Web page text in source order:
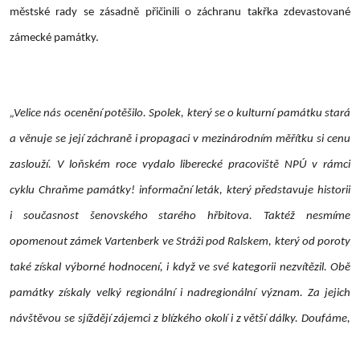
městské rady se zásadně přičinili o záchranu takřka zdevastované
zámecké památky.
„Velice nás ocenění potěšilo. Spolek, který se o kulturní památku stará
a věnuje se její záchraně i propagaci v mezinárodním měřítku si cenu
zaslouží. V loňském roce vydalo liberecké pracoviště NPÚ v rámci
cyklu Chraňme památky! informační leták, který představuje historii
i současnost šenovského starého hřbitova. Taktéž nesmíme
opomenout zámek Vartenberk ve Stráži pod Ralskem, který od poroty
také získal výborné hodnocení, i když ve své kategorii nezvítězil. Obě
památky získaly velký regionální i nadregionální význam. Za jejich
návštěvou se sjíždějí zájemci z blízkého okolí i z větší dálky. Doufáme,